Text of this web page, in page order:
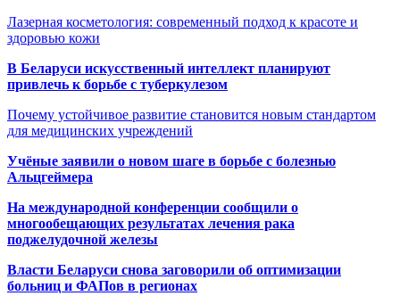
Лазерная косметология: современный подход к красоте и
здоровью кожи
В Беларуси искусственный интеллект планируют
привлечь к борьбе с туберкулезом
Почему устойчивое развитие становится новым стандартом
для медицинских учреждений
Учёные заявили о новом шаге в борьбе с болезнью
Альцгеймера
На международной конференции сообщили о
многообещающих результатах лечения рака
поджелудочной железы
Власти Беларуси снова заговорили об оптимизации
больниц и ФАПов в регионах